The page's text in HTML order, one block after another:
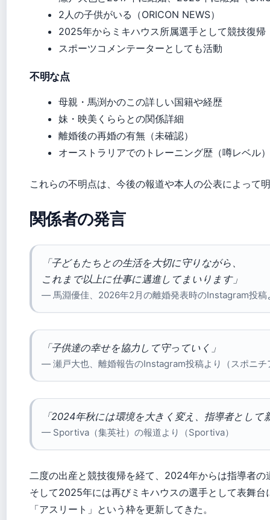
2人の子供がいる（ORICON NEWS）
2025年からミキハウス所属選手として競技復帰
スポーツコメンテーターとしても活動
不明な点
母親・馬渕かのこの詳しい国籍や経歴
妹・映美くららとの関係詳細
離婚後の再婚の有無（未確認）
オーストラリアでのトレーニング歴（噂レベル）
これらの不明点は、今後の報道や本人の公表によって
関係者の発言
「子どもたちとの生活を大切に守りながら、
これまで以上に仕事に邁進してまいります」
— 馬淵優佳、2026年2月の離婚発表時のInstagram投稿
「子供達の幸せを協力して守っていく」
— 瀬戸大也、離婚報告のInstagram投稿より（スポニチ
「2024年秋には環境を大きく変え、指導者とし
— Sportiva（集英社）の報道より（Sportiva）
二度の出産と競技復帰を経て、2024年からは指導者の
そして2025年には再びミキハウスの選手として表舞
「アスリート」という枠を更新してきた。